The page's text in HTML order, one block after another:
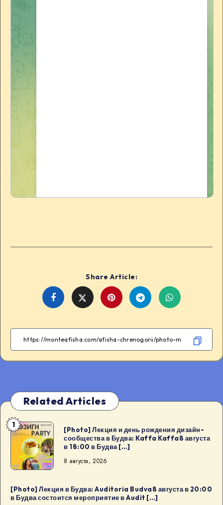
Share Article:
Share
Facebook
Share
Twitter
Share
Telegram
Share
WhatsApp
Related Articles
[Photo]
Лекция
день
дизайн-
сообщества
1
[Photo] Лекция и день рождения дизайн-
сообщества в Будва: Kaffa Kaffa8 августа
в 18:00 в Будва […]
8 августа, 2026
[Photo] Лекция в Будва: Auditoria Budva8 августа в 20:00
в Будва состоится мероприятие в Audit […]